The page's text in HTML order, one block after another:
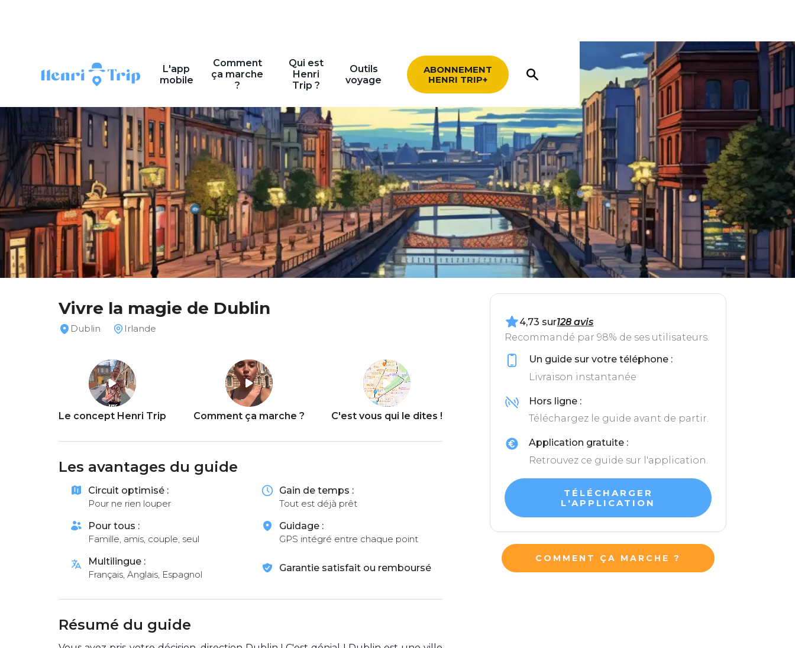
L'app
mobile
Comment
ça marche
?
Qui est
Henri
Trip ?
Outils
voyage
ABONNEMENT
HENRI TRIP+
Vivre la magie de Dublin
Dublin Irlande
Le concept Henri Trip Comment ça marche ? C'est vous qui le dites !
Les avantages du guide
Circuit optimisé :
Pour ne rien louper
Gain de temps :
Tout est déjà prêt
Pour tous :
Famille, amis, couple, seul
Guidage :
GPS intégré entre chaque point
Multilingue :
Français, Anglais, Espagnol
Garantie satisfait ou remboursé
Résumé du guide
4,73 sur128 avis
Recommandé par 98% de ses utilisateurs.
Un guide sur votre téléphone :
Livraison instantanée
Hors ligne :
Téléchargez le guide avant de partir.
Application gratuite :
Retrouvez ce guide sur l'application.
TÉLÉCHARGER
L'APPLICATION
COMMENT ÇA MARCHE ?